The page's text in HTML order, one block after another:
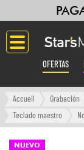
OFERTAS
Langue
Accueil Grabación
Teclado maestro
NUEVO